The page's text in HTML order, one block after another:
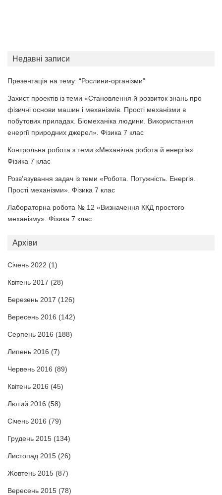
Недавні записи
Презентація на тему: “Рослини-організми”
Захист проектів із теми «Становлення й розвиток знань про
фізичні основи машин і механізмів. Прості механізми в
побутових приладах. Біомеханіка людини. Використання
енергії природних джерел». Фізика 7 клас
Контрольна робота з теми «Механічна робота й енергія».
Фізика 7 клас
Розв’язування задач із теми «Робота. Потужність. Енергія.
Прості механізми». Фізика 7 клас
Лабораторна робота № 12 «Визначення ККД простого
механізму». Фізика 7 клас
Архіви
Січень 2022 (1)
Квітень 2017 (28)
Березень 2017 (126)
Вересень 2016 (142)
Серпень 2016 (188)
Липень 2016 (7)
Червень 2016 (89)
Квітень 2016 (45)
Лютий 2016 (58)
Січень 2016 (79)
Грудень 2015 (134)
Листопад 2015 (26)
Жовтень 2015 (87)
Вересень 2015 (78)